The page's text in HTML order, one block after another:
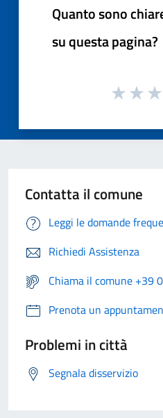
Quanto sono
su questa pagina?
Contatta il comune
Leggi le domande
Richiedi Assistenza
Chiama il comune +39
Prenota un
Problemi in città
Segnala disservizio